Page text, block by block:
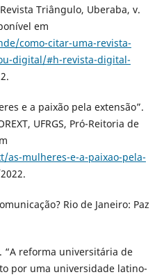
Triângulo, Uberaba, v.
em
como-citar-uma-revista-
digital/#h-revista-digital-
e a paixão pela extensão”.
UFRGS, Pró-Reitoria de
mulheres-e-a-paixao-pela-
Rio de Janeiro: Paz
“A reforma universitária de
por uma universidade latino-